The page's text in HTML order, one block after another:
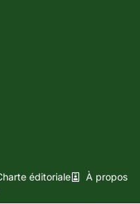
éditoriale
À propos